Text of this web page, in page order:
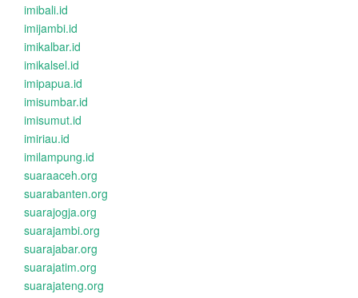
imibali.id
imijambi.id
imikalbar.id
imikalsel.id
imipapua.id
imisumbar.id
imisumut.id
imiriau.id
imilampung.id
suaraaceh.org
suarabanten.org
suarajogja.org
suarajambi.org
suarajabar.org
suarajatim.org
suarajateng.org